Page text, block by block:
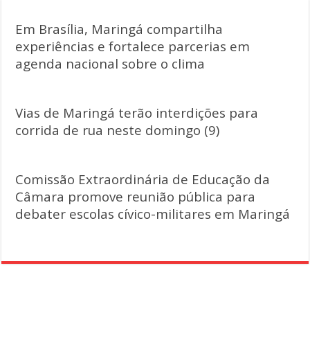
Em Brasília, Maringá compartilha
experiências e fortalece parcerias em
agenda nacional sobre o clima
Vias de Maringá terão interdições para
corrida de rua neste domingo (9)
Comissão Extraordinária de Educação da
Câmara promove reunião pública para
debater escolas cívico-militares em Maringá